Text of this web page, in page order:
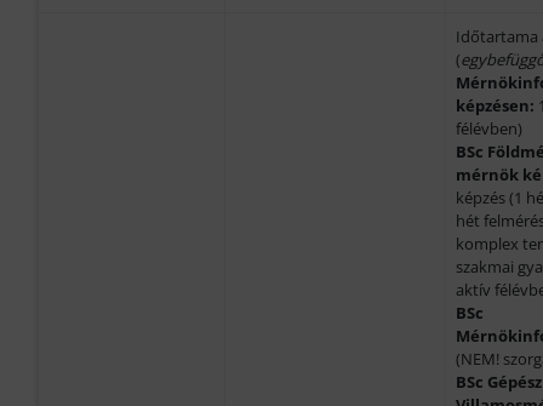
Időtartama
(
képzésen:
félévben)
BSc
mérnök
képzés (1
hét
komplex
szakmai
aktív
BSc
(NEM!
BSc